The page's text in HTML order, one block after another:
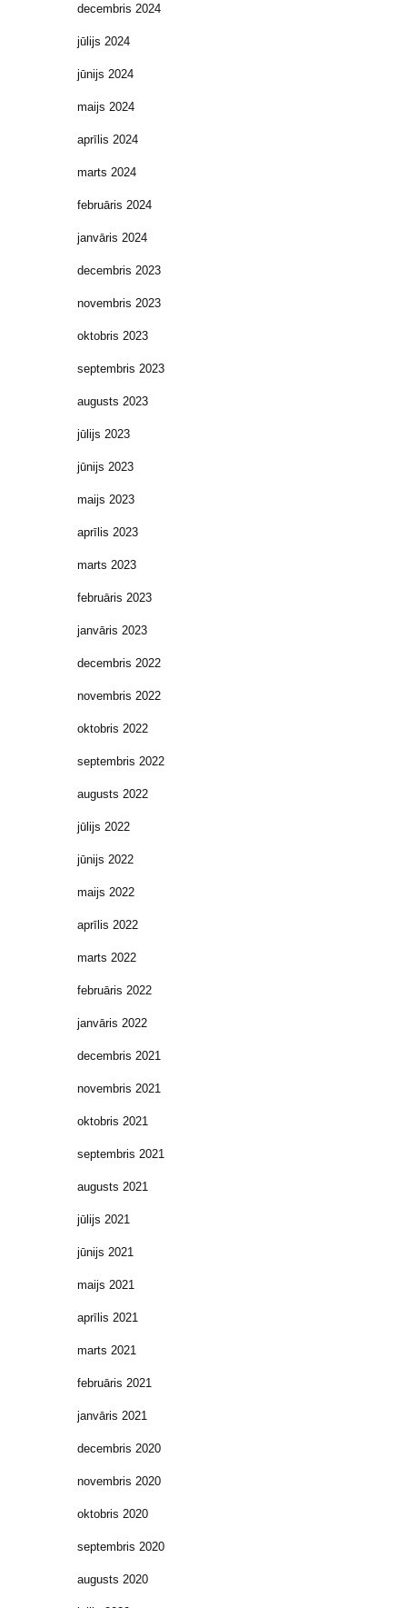
decembris 2024
jūlijs 2024
jūnijs 2024
maijs 2024
aprīlis 2024
marts 2024
februāris 2024
janvāris 2024
decembris 2023
novembris 2023
oktobris 2023
septembris 2023
augusts 2023
jūlijs 2023
jūnijs 2023
maijs 2023
aprīlis 2023
marts 2023
februāris 2023
janvāris 2023
decembris 2022
novembris 2022
oktobris 2022
septembris 2022
augusts 2022
jūlijs 2022
jūnijs 2022
maijs 2022
aprīlis 2022
marts 2022
februāris 2022
janvāris 2022
decembris 2021
novembris 2021
oktobris 2021
septembris 2021
augusts 2021
jūlijs 2021
jūnijs 2021
maijs 2021
aprīlis 2021
marts 2021
februāris 2021
janvāris 2021
decembris 2020
novembris 2020
oktobris 2020
septembris 2020
augusts 2020